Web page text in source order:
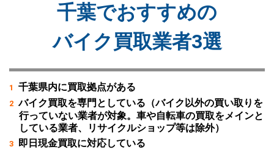
千葉でおすすめの
バイク買取業者3選
千葉県内に買取拠点がある
バイク買取を専門としている（バイク以外の買い取りを
行っていない業者が対象。車や自転車の買取をメインと
している業者、リサイクルショップ等は除外）
即日現金買取に対応している